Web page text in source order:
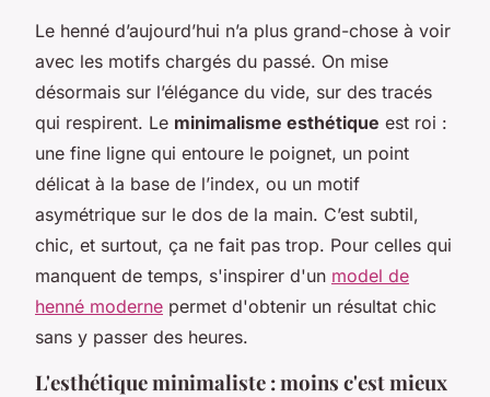
Le henné d’aujourd’hui n’a plus grand-chose à voir
avec les motifs chargés du passé. On mise
désormais sur l’élégance du vide, sur des tracés
qui respirent. Le minimalisme esthétique est roi :
une fine ligne qui entoure le poignet, un point
délicat à la base de l’index, ou un motif
asymétrique sur le dos de la main. C’est subtil,
chic, et surtout, ça ne fait pas trop. Pour celles qui
manquent de temps, s'inspirer d'un model de
henné moderne permet d'obtenir un résultat chic
sans y passer des heures.
L'esthétique minimaliste : moins c'est mieux